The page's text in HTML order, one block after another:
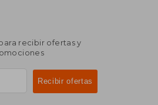
recibir ofertas y